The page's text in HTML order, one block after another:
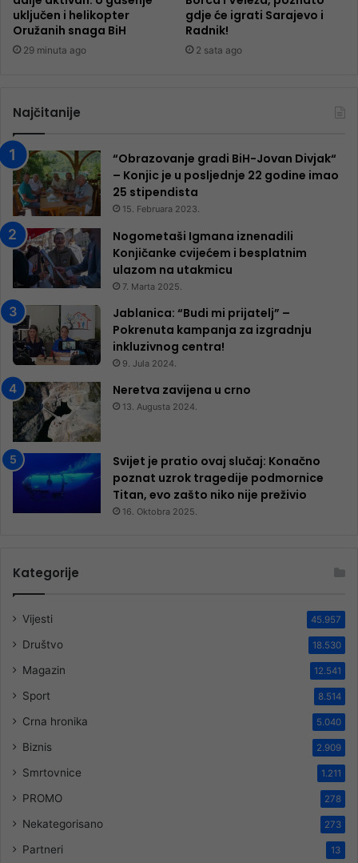
uključen i helikopter
Oružanih snaga BiH
29 minuta ago
gdje će igrati Sarajevo i
Radnik!
2 sata ago
Najčitanije
“Obrazovanje gradi BiH-Jovan Divjak“
– Konjic je u posljednje 22 godine imao
25 ​​stipendista
15. Februara 2023.
Nogometaši Igmana iznenadili
Konjičanke cvijećem i besplatnim
ulazom na utakmicu
7. Marta 2025.
Jablanica: “Budi mi prijatelj” –
Pokrenuta kampanja za izgradnju
inkluzivnog centra!
9. Jula 2024.
Neretva zavijena u crno
13. Augusta 2024.
Svijet je pratio ovaj slučaj: Konačno
poznat uzrok tragedije podmornice
Titan, evo zašto niko nije preživio
16. Oktobra 2025.
Kategorije
Vijesti 45.957
Društvo 18.530
Magazin 12.541
Sport 8.514
Crna hronika 5.040
Biznis 2.909
Smrtovnice 1.211
PROMO 278
Nekategorisano 273
Partneri 13